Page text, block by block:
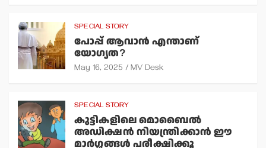
SPECIAL STORY
പോപ്പ് ആവാന്‍ എന്താണ്
യോഗ്യത?
May 16, 2025 MV Desk
SPECIAL STORY
കുട്ടികളിലെ മൊബൈല്‍
അഡിക്ഷന്‍ നിയന്ത്രിക്കാന്‍ ഈ
മാര്‍ഗ്ഗങ്ങള്‍ പരീക്ഷിക്കൂ